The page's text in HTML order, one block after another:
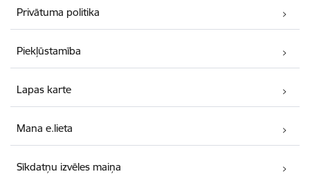
Privātuma politika
Piekļūstamība
Lapas karte
Mana e.lieta
Sīkdatņu izvēles maiņa